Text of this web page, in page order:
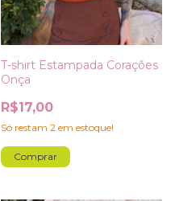
T-shirt Estampada Corações
Onça
R$17,00
Só restam 2 em estoque!
Comprar